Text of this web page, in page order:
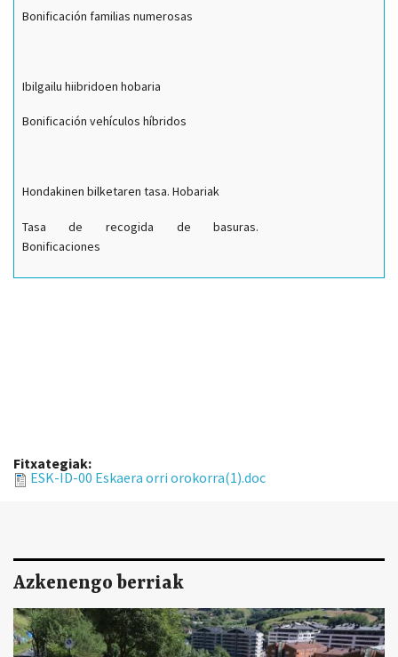
Bonificación familias numerosas
Ibilgailu hiibridoen hobaria
Bonificación vehículos híbridos
Hondakinen bilketaren tasa. Hobariak
Tasa de recogida de basuras.
Bonificaciones
Fitxategiak:
ESK-ID-00 Eskaera orri orokorra(1).doc
Azkenengo berriak